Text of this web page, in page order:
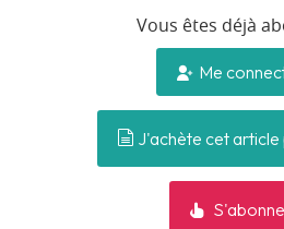
Vous êtes déjà
Me